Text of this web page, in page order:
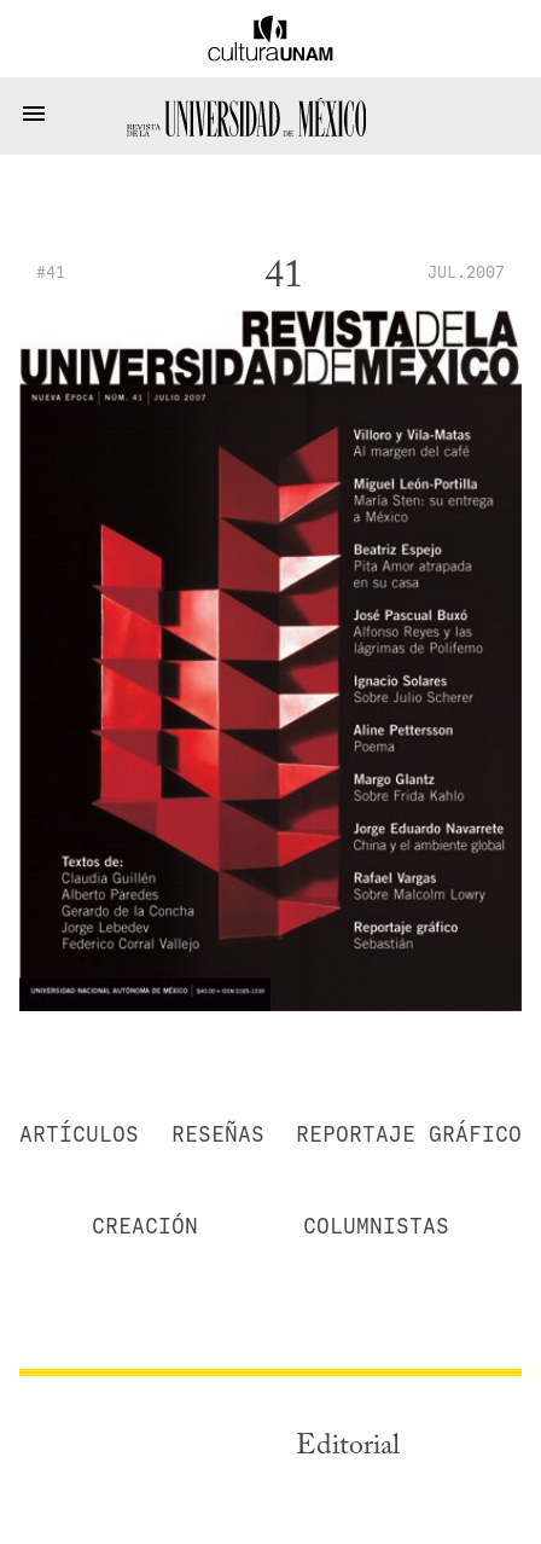
#41 41 JUL.2007
ARTÍCULOS RESEÑAS REPORTAJE GRÁFICO
CREACIÓN COLUMNISTAS
Editorial